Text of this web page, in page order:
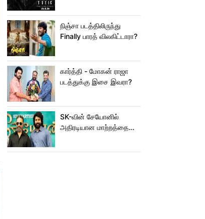
நிஞ்சா படத்திலிருந்து
Finally பாரத் விலகிட்டாரா?
கார்த்தி - மோகன் ராஜா
படத்துக்கு இசை இவரா?
SK-வின் சேயோனில்
அதிரடியான மாற்றத்தை